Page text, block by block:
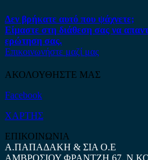
Δεν βρήκατε αυτό που ψάχνετε;
Είμαστε στη διάθεση σας να
ερώτηση σας.
Επικοινωνήστε μαζί μας
ΑΚΟΛΟΥΘΗΣΤΕ ΜΑΣ
Facebook
ΧΑΡΤΗΣ
ΕΠΙΚΟΙΝΩΝΙΑ
Α.ΠΑΠΑΔΑΚΗ & ΣΙΑ Ο.Ε
ΑΜΒΡΟΣΙΟΥ ΦΡΑΝΤΖΗ 67,